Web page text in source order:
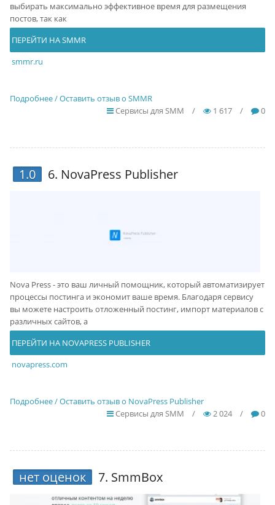
выбирать максимально эффективное время для размещения
постов, так как
ПЕРЕЙТИ НА SMMR
smmr.ru
Подробнее / Оставить отзыв о SMMR
Сервисы для SMM
/ 1 617 / 0
1.0 6. NovaPress Publisher
Nova Press - это ваш личный помощник, который автоматизирует
процессы постинга и экономит ваше время. Благодаря сервису
вы можете настроить отложенный постинг, импорт материалов с
различных сайтов, а
ПЕРЕЙТИ НА NOVAPRESS PUBLISHER
novapress.com
Подробнее / Оставить отзыв о NovaPress Publisher
Сервисы для SMM
/ 2 024 / 0
нет оценок 7. SmmBox